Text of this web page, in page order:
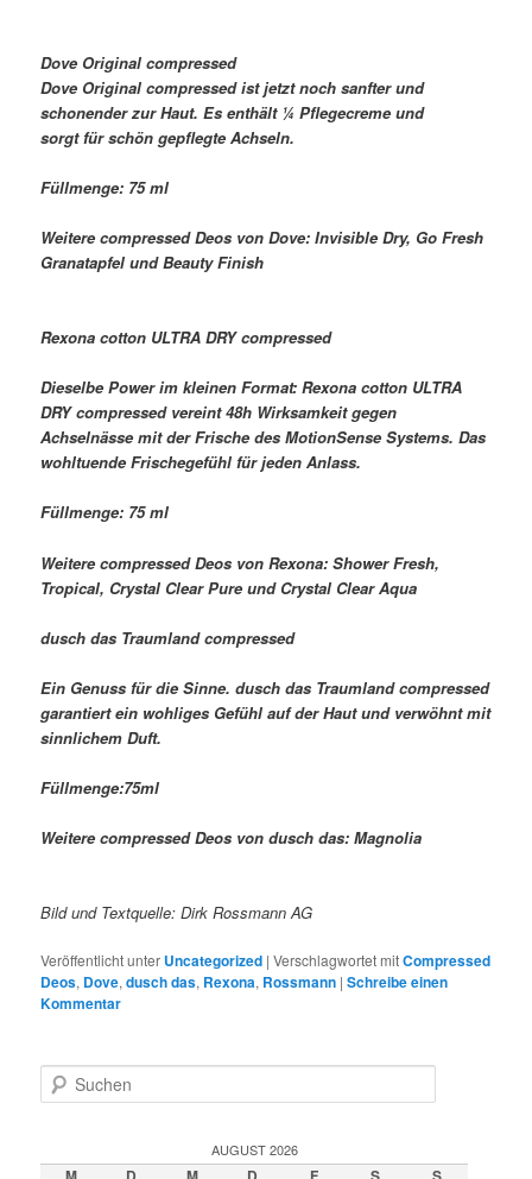
Dove Original compressed
Dove Original compressed ist jetzt noch sanfter und
schonender zur Haut. Es enthält ¼ Pflegecreme und
sorgt für schön gepflegte Achseln.
Füllmenge: 75 ml
Weitere compressed Deos von Dove: Invisible Dry, Go Fresh
Granatapfel und Beauty Finish
Rexona cotton ULTRA DRY compressed
Dieselbe Power im kleinen Format: Rexona cotton ULTRA
DRY compressed vereint 48h Wirksamkeit gegen
Achselnässe mit der Frische des MotionSense Systems. Das
wohltuende Frischegefühl für jeden Anlass.
Füllmenge: 75 ml
Weitere compressed Deos von Rexona: Shower Fresh,
Tropical, Crystal Clear Pure und Crystal Clear Aqua
dusch das Traumland compressed
Ein Genuss für die Sinne. dusch das Traumland compressed
garantiert ein wohliges Gefühl auf der Haut und verwöhnt mit
sinnlichem Duft.
Füllmenge:75ml
Weitere compressed Deos von dusch das: Magnolia
Bild und Textquelle: Dirk Rossmann AG
Veröffentlicht unter Uncategorized |Verschlagwortet mitCompressed
Deos, Dove,dusch das, Rexona, Rossmann |Schreibe einen
Kommentar
u
e
AUGUST 2026